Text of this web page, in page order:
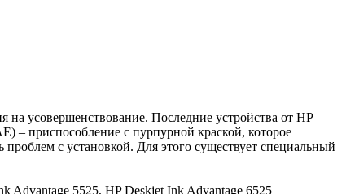
усовершенствование. Последние устройства от HP
– приспособление с пурпурной краской, которое
с установкой. Для этого существует специальный
Advantage 5525, HP Deskjet Ink Advantage 6525